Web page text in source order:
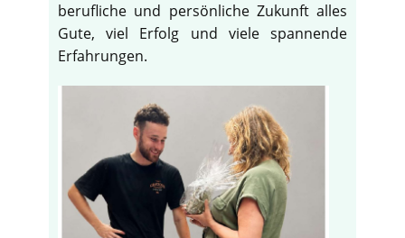
berufliche und persönliche Zukunft alles
Gute, viel Erfolg und viele spannende
Erfahrungen.